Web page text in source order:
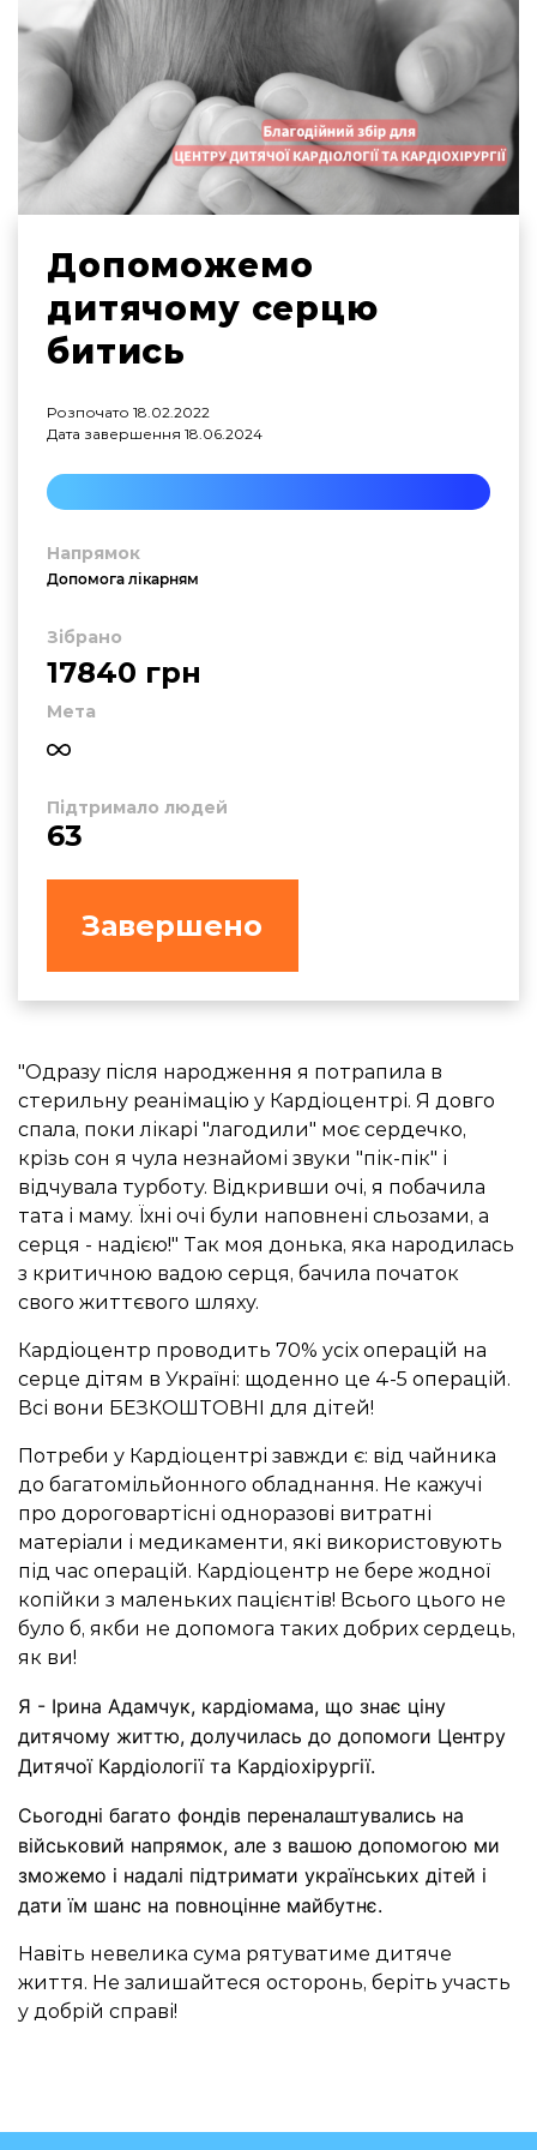
Допоможемо
дитячому серцю
битись
Розпочато 18.02.2022
Дата завершення 18.06.2024
Напрямок
Допомога лікарням
Зібрано
17840 грн
Мета
Підтримало людей
63
Завершено
"Одразу після народження я потрапила в
стерильну реанімацію у Кардіоцентрі. Я довго
спала, поки лікарі "лагодили" моє сердечко,
крізь сон я чула незнайомі звуки "пік-пік" і
відчувала турботу. Відкривши очі, я побачила
тата і маму. Їхні очі були наповнені сльозами, а
серця - надією!" Так моя донька, яка народилась
з критичною вадою серця, бачила початок
свого життєвого шляху.
Кардіоцентр проводить 70% усіх операцій на
серце дітям в Україні: щоденно це 4-5 операцій.
Всі вони БЕЗКОШТОВНІ для дітей!
Потреби у Кардіоцентрі завжди є: від чайника
до багатомільйонного обладнання. Не кажучі
про дороговартісні одноразові витратні
матеріали і медикаменти, які використовують
під час операцій. Кардіоцентр не бере жодної
копійки з маленьких пацієнтів! Всього цього не
було б, якби не допомога таких добрих сердець,
як ви!
Я - Ірина Адамчук, кардіомама, що знає ціну
дитячому життю, долучилась до допомоги Центру
Дитячої Кардіології та Кардіохірургії.
Сьогодні багато фондів переналаштувались на
військовий напрямок, але з вашою допомогою ми
зможемо і надалі підтримати українських дітей і
дати їм шанс на повноцінне майбутнє.
Навіть невелика сума рятуватиме дитяче
життя. Не залишайтеся осторонь, беріть участь
у добрій справі!